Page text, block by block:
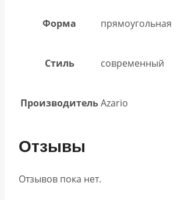
Форма прямоугольная
Стиль современный
ПроизводительAzario
Отзывы
Отзывов пока нет.